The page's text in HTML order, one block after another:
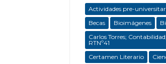
Actividades pre-
Becas
Bioimágenes
Carlos Torres;
RTNº41
Certamen Literario